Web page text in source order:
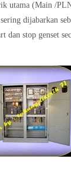
utama (Main /
dijabarkan
dan stop genset